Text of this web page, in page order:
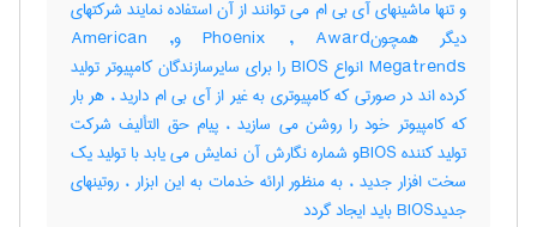
و تنها ماشینهای آی بی ام می توانند از آن استفاده نمایند شرکتهای
دیگر همچونPhoenix , Award وAmerican ,
Megatrends انواع BIOS را برای سایرسازندگان کامپیوتر تولید
کرده اند در صورتی که کامپیوتری به غیر از آی بی ام دارید ، هر بار
که کامپیوتر خود را روشن می سازید ، پیام حق التألیف شرکت
تولید کننده BIOSو شماره نگارش آن نمایش می یابد با تولید یک
سخت افزار جدید ، به منظور ارائه خدمات به این ابزار ، روتینهای
جدیدBIOS باید ایجاد گردد